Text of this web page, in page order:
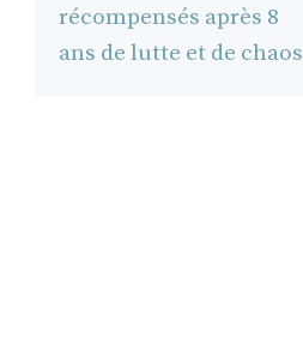
récompensés après 8
ans de lutte et de chaos